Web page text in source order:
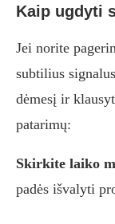
Kaip ugdyti
Jei norite
subtilius
dėmesį ir
patarimų:
Skirkite laiko
padės išvalyti